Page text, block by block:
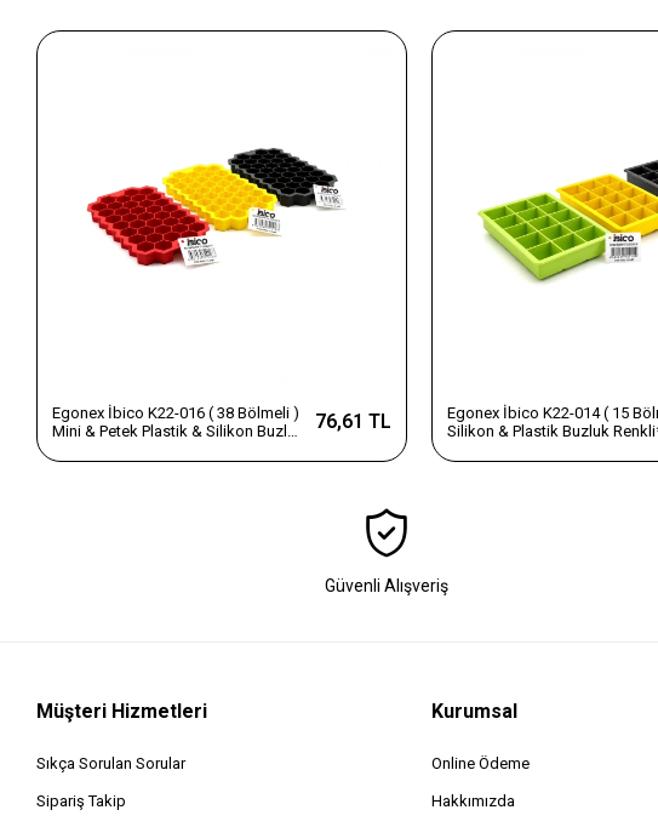
Egonex İbico K22-016 ( 38 Bölmeli )
Mini & Petek Plastik & Silikon Buzluk
76,61 TL
Egonex İbico K22-014 ( 15
Silikon & Plastik Buzluk
Güvenli Alışveriş
Müşteri Hizmetleri
Sıkça Sorulan Sorular
Sipariş Takip
Kurumsal
Online Ödeme
Hakkımızda